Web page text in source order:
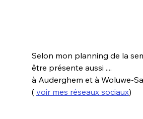
Selon mon planning de la
être présente aussi ....
à Auderghem et à Woluwe-
( voir mes réseaux sociaux)